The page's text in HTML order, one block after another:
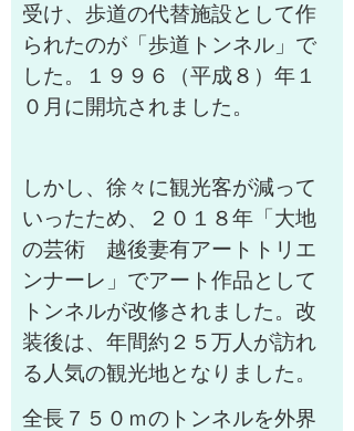
受け、歩道の代替施設として作
られたのが「歩道トンネル」で
した。１９９６（平成８）年１
０月に開坑されました。
しかし、徐々に観光客が減って
いったため、２０１８年「大地
の芸術 越後妻有アートトリエ
ンナーレ」でアート作品として
トンネルが改修されました。改
装後は、年間約２５万人が訪れ
る人気の観光地となりました。
全長７５０ｍのトンネルを外界